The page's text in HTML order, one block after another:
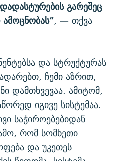
გარეშეც
, — თქვა
და სტრუქტურას
ჩემი აზრით,
დამთხვევაა. ამიტომ,
იგივე სისტემაა.
საჭიროებებიდან
რომ სომხეთი
და უკეთეს